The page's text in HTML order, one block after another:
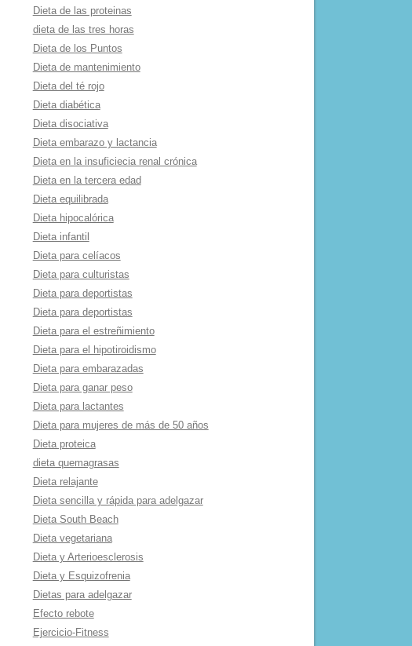
Dieta de las proteinas
dieta de las tres horas
Dieta de los Puntos
Dieta de mantenimiento
Dieta del té rojo
Dieta diabética
Dieta disociativa
Dieta embarazo y lactancia
Dieta en la insuficiecia renal crónica
Dieta en la tercera edad
Dieta equilibrada
Dieta hipocalórica
Dieta infantil
Dieta para celí­acos
Dieta para culturistas
Dieta para deportistas
Dieta para deportistas
Dieta para el estreñimiento
Dieta para el hipotiroidismo
Dieta para embarazadas
Dieta para ganar peso
Dieta para lactantes
Dieta para mujeres de más de 50 años
Dieta proteica
dieta quemagrasas
Dieta relajante
Dieta sencilla y rápida para adelgazar
Dieta South Beach
Dieta vegetariana
Dieta y Arterioesclerosis
Dieta y Esquizofrenia
Dietas para adelgazar
Efecto rebote
Ejercicio-Fitness